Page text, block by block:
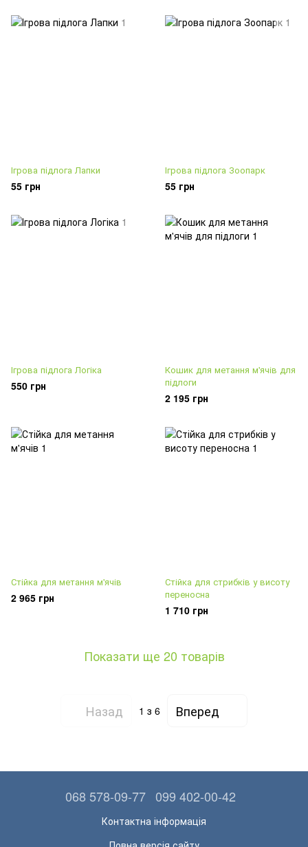
Ігрова підлога Лапки
55 грн
Ігрова підлога Зоопарк
55 грн
Ігрова підлога Логіка
550 грн
Кошик для метання м'ячів для
підлоги
2 195 грн
Стійка для метання м'ячів
2 965 грн
Стійка для стрибків у висоту
переносна
1 710 грн
Показати ще 20 товарів
Назад 1 з 6 Вперед
068 578-09-77 099 402-00-42
Контактна інформація